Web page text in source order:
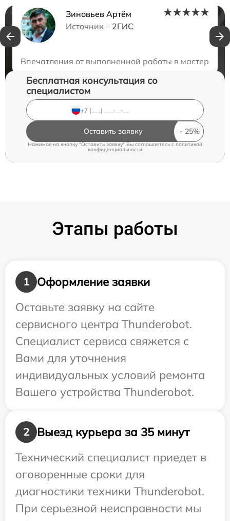
Зиновьев Артём
Источник – 2ГИС
Впечатления от выполненной работы в
Нужна консультация?
Бесплатная консультация со
специалистом
Оставить заявку
Нажимая на кнопку "Оставить заявку" Вы соглашаетесь cполитикой
конфиденциальности
Этапы работы
1
Оформление заявки
Оставьте заявку на сайте
сервисного центра Thunderobot.
Специалист сервиса свяжется с
Вами для уточнения
индивидуальных условий ремонта
Вашего устройства Thunderobot.
2
Выезд курьера за 35 минут
Технический специалист приедет в
оговоренные сроки для
диагностики техники Thunderobot.
При серьезной неисправности мы